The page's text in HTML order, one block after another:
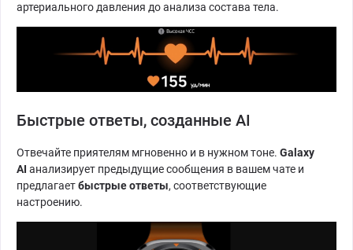
артериального давления до анализа состава тела.
Быстрые ответы, созданные AI
Отвечайте приятелям мгновенно и в нужном тоне. Galaxy
AI анализирует предыдущие сообщения в вашем чате и
предлагаетбыстрые ответы, соответствующие
настроению.